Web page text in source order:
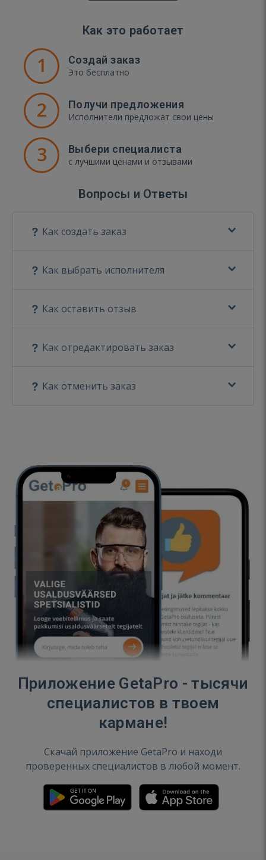
Как это работает
1 Создай заказ
Это бесплатно
2 Получи предложения
Исполнители предложат свои цены
3 Выбери специалиста
с лучшими ценами и отзывами
Вопросы и Ответы
Как создать заказ
Как выбрать исполнителя
Как оставить отзыв
Как отредактировать заказ
Как отменить заказ
Приложение GetaPro - тысячи
специалистов в твоем
кармане!
Скачай приложение GetaPro и находи
проверенных специалистов в любой момент.